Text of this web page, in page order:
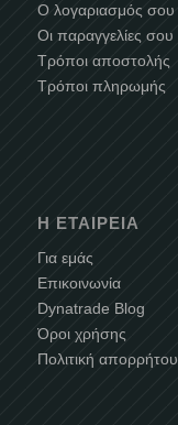
Ο λογαριασμός σου
Οι παραγγελίες σου
Τρόποι αποστολής
Τρόποι πληρωμής
Η ΕΤΑΙΡΕΊΑ
Για εμάς
Επικοινωνία
Dynatrade Blog
Όροι χρήσης
Πολιτική απορρήτου